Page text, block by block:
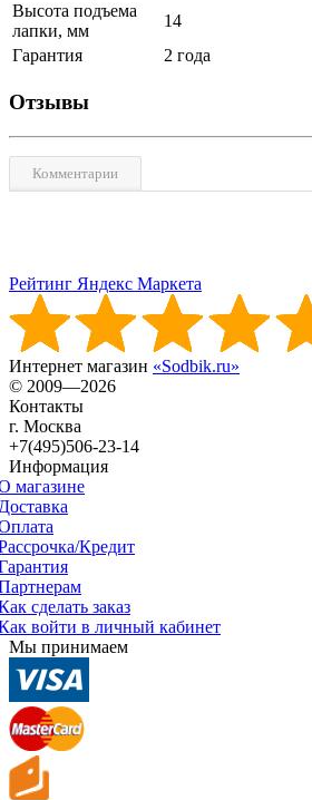
Высота подъема
лапки, мм
14
Гарантия
2 года
Отзывы
Комментарии
Рейтинг Яндекс Маркета
Интернет магазин «Sodbik.ru»
© 2009—2026
Контакты
г. Москва
+7(495)506-23-14
Информация
магазине
Кредит
сделать заказ
войти в личный кабинет
Мы принимаем